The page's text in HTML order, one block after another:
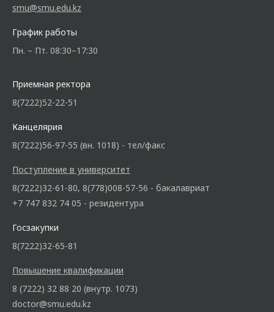
smu@smu.edu.kz
График работы
Пн. – Пт. 08:30–17:30
Приемная ректора
8(7222)52-22-51
Канцелярия
8(7222)56-97-55 (вн. 1018) - тел/факс
Поступление в университет
8(7222)32-61-80, 8(778)008-57-56 - бакалавриат
+7 747 832 74 05 - резидентура
Госзакупки
8(7222)32-65-81
Повышение квалификации
8 (7222) 32 88 20 (внутр. 1073)
doctor@smu.edu.kz